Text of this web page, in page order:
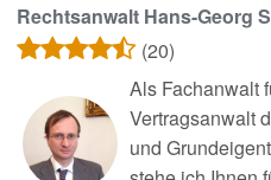
Rechtsanwalt Hans-Georg
(20)
Als Fachanwalt
Vertragsanwalt
und